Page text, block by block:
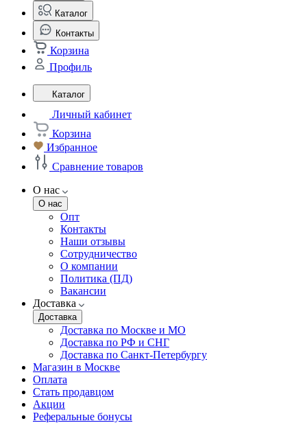
Каталог
Контакты
Корзина
Профиль
Каталог
Личный кабинет
Корзина
Избранное
Сравнение товаров
О нас
О нас
Опт
Контакты
Наши отзывы
Сотрудничество
О компании
Политика (ПД)
Вакансии
Доставка
Доставка
Доставка по Москве и МО
Доставка по РФ и СНГ
Доставка по Санкт-Петербургу
Магазин в Москве
Оплата
Стать продавцом
Акции
Реферальные бонусы